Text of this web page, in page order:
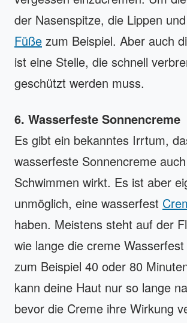
der Nasenspitze, die Lippen
Füße zum Beispiel. Aber auch
ist eine Stelle, die schnell
geschützt werden muss.
6. Wasserfeste Sonnencreme
Es gibt ein bekanntes Irrtum,
wasserfeste Sonnencreme
Schwimmen wirkt. Es ist aber
unmöglich, eine wasserfest
haben. Meistens steht auf der
wie lange die creme
zum Beispiel 40 oder 80
kann deine Haut nur so lange
bevor die Creme ihre Wirkung